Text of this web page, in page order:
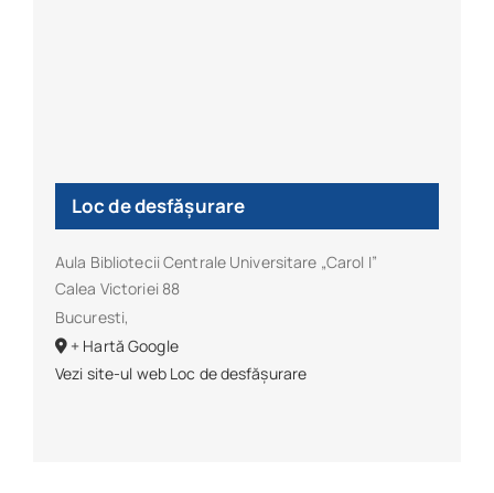
Loc de desfășurare
Aula Bibliotecii Centrale Universitare „Carol I”
Calea Victoriei 88
Bucuresti,
+ Hartă Google
Vezi site-ul web Loc de desfășurare